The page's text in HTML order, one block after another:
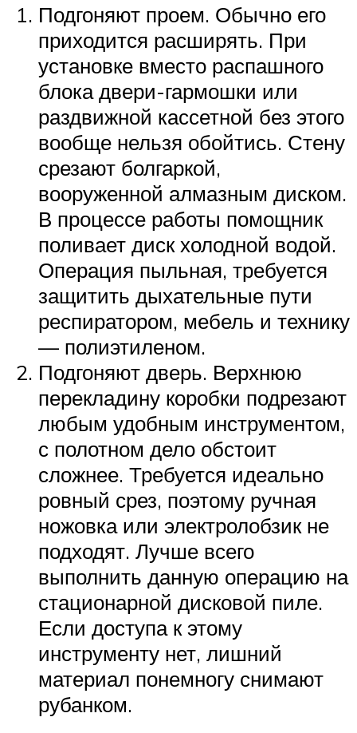
Подгоняют проем. Обычно его
приходится расширять. При
установке вместо распашного
блока двери-гармошки или
раздвижной кассетной без этого
вообще нельзя обойтись. Стену
срезают болгаркой,
вооруженной алмазным диском.
В процессе работы помощник
поливает диск холодной водой.
Операция пыльная, требуется
защитить дыхательные пути
респиратором, мебель и технику
— полиэтиленом.
Подгоняют дверь. Верхнюю
перекладину коробки подрезают
любым удобным инструментом,
с полотном дело обстоит
сложнее. Требуется идеально
ровный срез, поэтому ручная
ножовка или электролобзик не
подходят. Лучше всего
выполнить данную операцию на
стационарной дисковой пиле.
Если доступа к этому
инструменту нет, лишний
материал понемногу снимают
рубанком.